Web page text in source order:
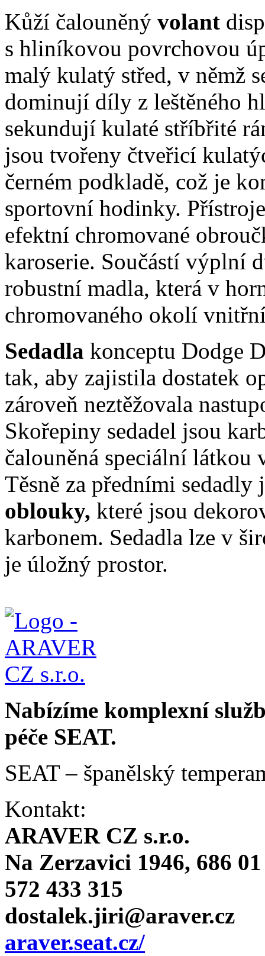
Kůží čalouněný volant
s hliníkovou povrchovou
malý kulatý střed, v němž
dominují díly z leštěného
sekundují kulaté stříbřité
jsou tvořeny čtveřicí
černém podkladě, což je
sportovní hodinky.
efektní chromované
karoserie. Součástí výplní
robustní madla, která v
chromovaného okolí
Sedadla konceptu Dodge
tak, aby zajistila dostatek
zároveň neztěžovala
Skořepiny sedadel jsou
čalouněná speciální látkou
Těsně za předními sedadly
oblouky, které jsou
karbonem. Sedadla lze v
je úložný prostor.
Nabízíme komplexní
péče SEAT.
SEAT – španělský
Kontakt:
ARAVER CZ s.r.o.
Na Zerzavici 1946, 686
572 433 315
dostalek.jiri@araver.cz
araver.seat.cz/